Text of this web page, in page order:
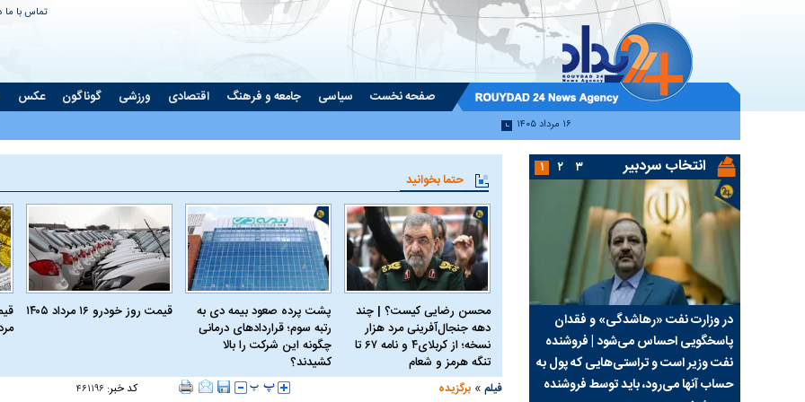
تماس با ما
صفحه نخست سیاسی جامعه و فرهنگ اقتصادی ورزشی گوناگون عکس
۱۶ مرداد ۱۴۰۵
حتما بخوانید
محسن رضایی کیست؟ | چند
دهه جنجال‌آفرینی مرد هزار
نسخه؛ از کربلای۴ و نامه ۶۷ تا
تنگه هرمز و شعام
پشت پرده صعود بیمه دی به
رتبه سوم؛ قراردادهای درمانی
چگونه این شرکت را بالا
کشیدند؟
قیمت روز خودرو ۱۶ مرداد ۱۴۰۵
فیلم » برگزیده کد خبر: ۴۶۱۱۹۶
انتخاب سردبیر
در وزارت نفت «رهاشدگی» و فقدان
پاسخگویی احساس می‌شود | فروشنده
نفت وزیر است و تراستی‌هایی که پول به
حساب آنها می‌رود، باید توسط فروشنده
چرا رویای آمریکایی سرنگونی رژیم و
نابودی محور مقاومت تعبیر نشد؟ | پشت
واشنگتن را زمین زد
مطالعه رفتار هیستریک صدا و سیما علیه
کمپین نه به اعدام
در وزارت نفت
پاسخگویی
حساب آنها
۱ ۲ ۳